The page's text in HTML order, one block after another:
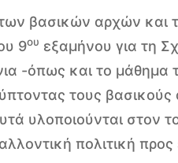
βασικών αρχών και
9ου εξαμήνου για τη
-όπως και το μάθημα
τους βασικούς
υλοποιούνται στον
πολιτική